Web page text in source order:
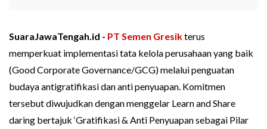
SuaraJawaTengah.id - PT Semen Gresikterus
memperkuat implementasi tata kelola perusahaan yang baik
(Good Corporate Governance/GCG) melalui penguatan
budaya antigratifikasi dan anti penyuapan. Komitmen
tersebut diwujudkan dengan menggelar Learn and Share
daring bertajuk ‘Gratifikasi & Anti Penyuapan sebagai Pilar